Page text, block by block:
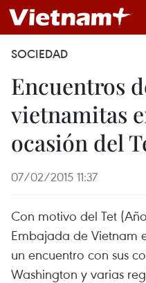
SOCIEDAD
Encuentros
vietnamitas
ocasión del
07/02/2015 11:37
Con motivo del Tet
Embajada de Vietnam
un encuentro con sus
Washington y varias